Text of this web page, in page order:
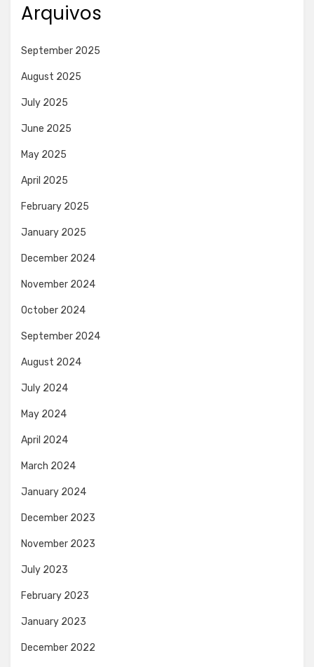
Arquivos
September 2025
August 2025
July 2025
June 2025
May 2025
April 2025
February 2025
January 2025
December 2024
November 2024
October 2024
September 2024
August 2024
July 2024
May 2024
April 2024
March 2024
January 2024
December 2023
November 2023
July 2023
February 2023
January 2023
December 2022